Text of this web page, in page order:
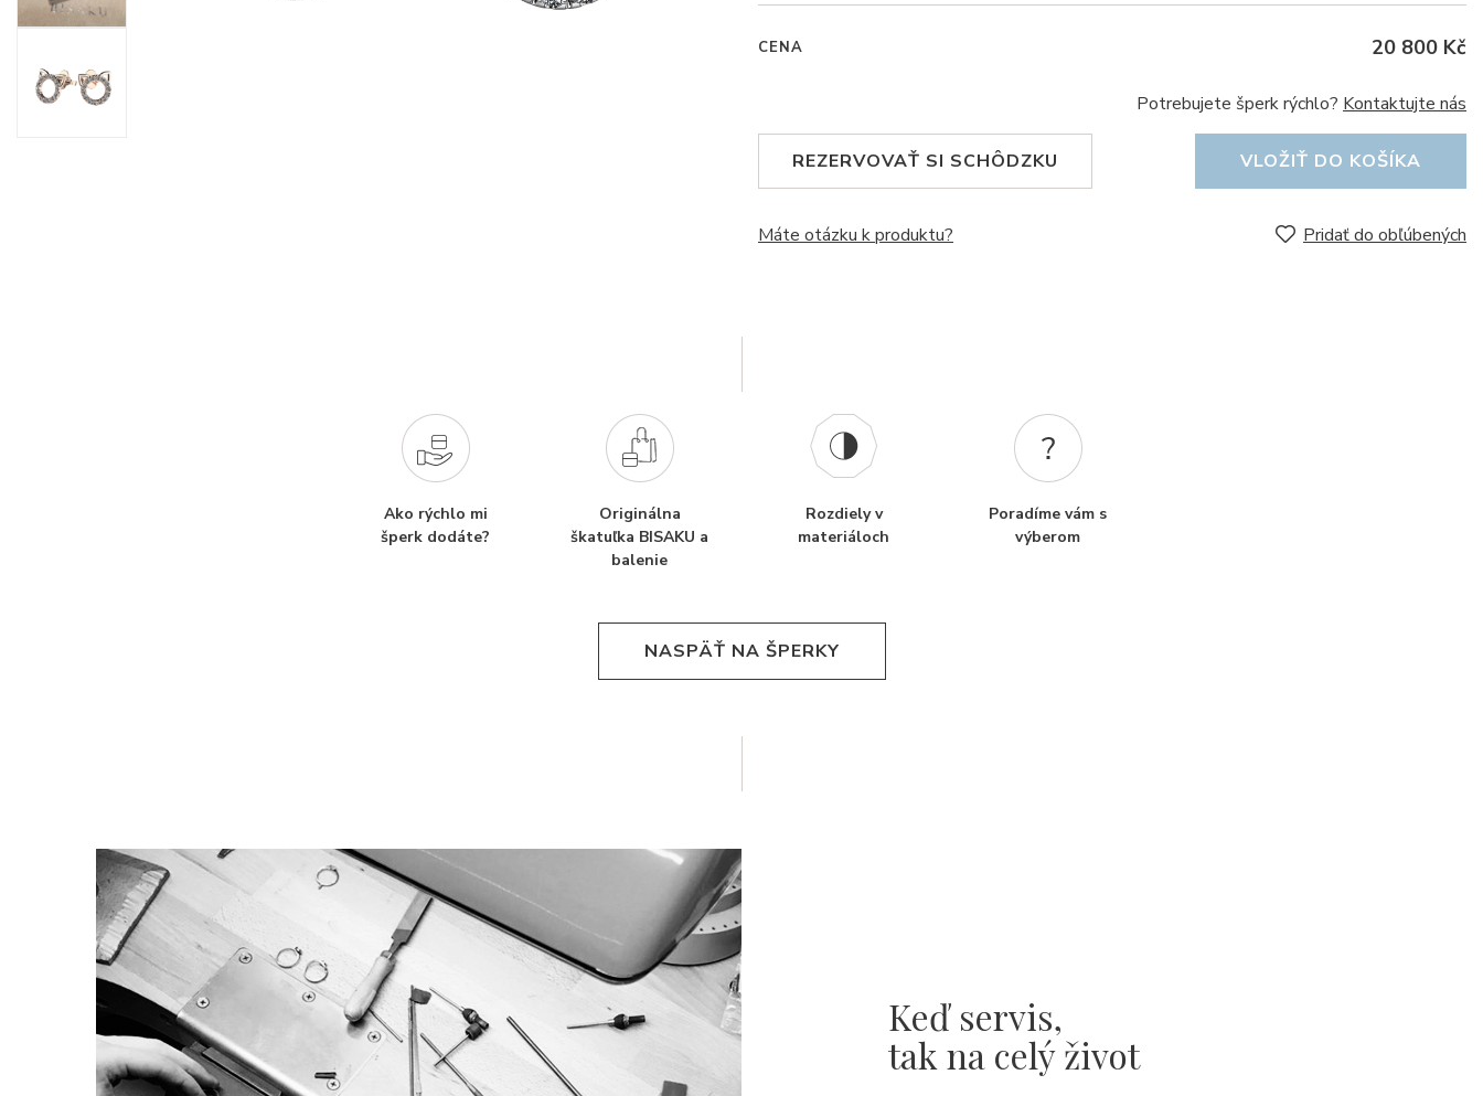
CENA 20 800 Kč
Potrebujete šperk rýchlo? Kontaktujte nás
REZERVOVAŤ SI SCHÔDZKU VLOŽIŤ DO KOŠÍKA
Máte otázku k produktu? Pridať do obľúbených
Ako rýchlo mi
šperk dodáte?
Originálna
škatuľka BISAKU a
balenie
Rozdiely v
materiáloch
Poradíme vám s
výberom
NASPÄŤ NA ŠPERKY
Keď servis,
tak na celý život